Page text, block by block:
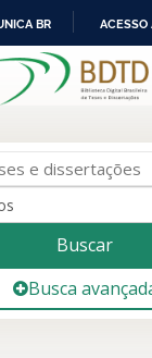
IR
PARA
BR ACESSO
Buscar
Busca